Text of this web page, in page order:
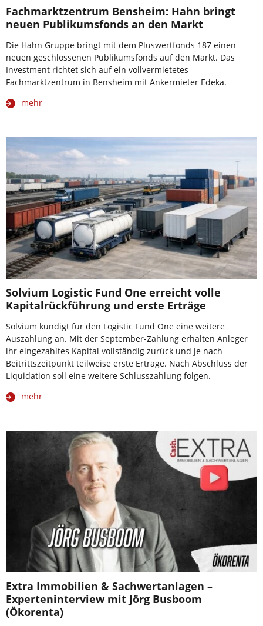
Fachmarktzentrum Bensheim: Hahn bringt
neuen Publikumsfonds an den Markt
Die Hahn Gruppe bringt mit dem Pluswertfonds 187 einen
neuen geschlossenen Publikumsfonds auf den Markt. Das
Investment richtet sich auf ein vollvermietetes
Fachmarktzentrum in Bensheim mit Ankermieter Edeka.
mehr
Solvium Logistic Fund One erreicht volle
Kapitalrückführung und erste Erträge
Solvium kündigt für den Logistic Fund One eine weitere
Auszahlung an. Mit der September-Zahlung erhalten Anleger
ihr eingezahltes Kapital vollständig zurück und je nach
Beitrittszeitpunkt teilweise erste Erträge. Nach Abschluss der
Liquidation soll eine weitere Schlusszahlung folgen.
mehr
Extra Immobilien & Sachwertanlagen –
Experteninterview mit Jörg Busboom
(Ökorenta)